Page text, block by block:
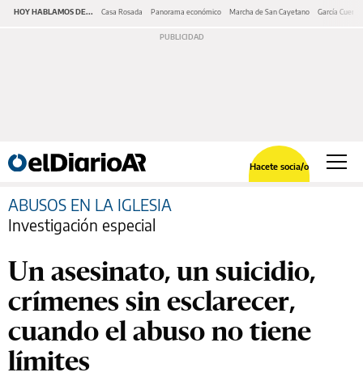
HOY HABLAMOS DE... Casa Rosada Panorama económico Marcha de San Cayetano García Cuerva
Hacete socia/o
ABUSOS EN LA IGLESIA
Investigación especial
Un asesinato, un suicidio,
crímenes sin esclarecer,
cuando el abuso no tiene
límites